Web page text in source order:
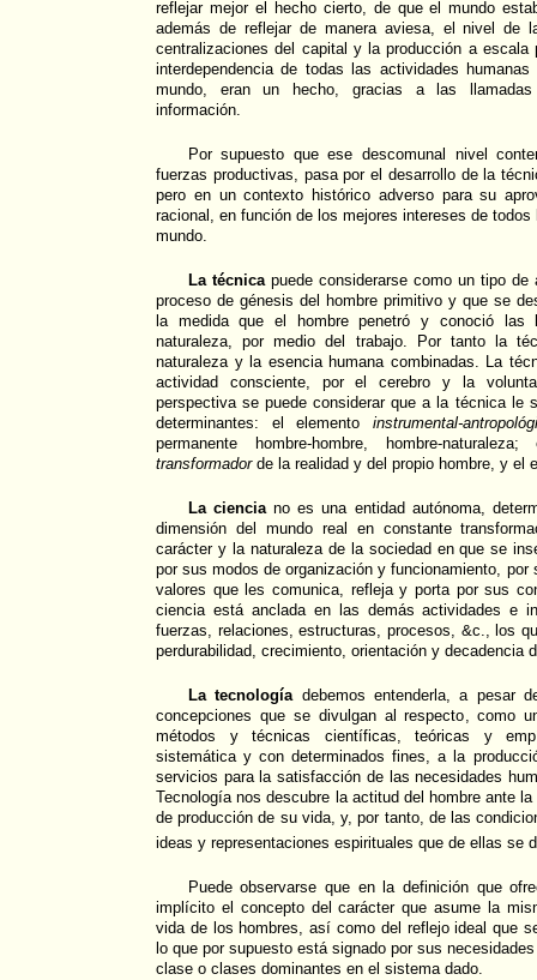
reflejar mejor el hecho cierto, de que el mundo
además de reflejar de manera aviesa, el nivel de
centralizaciones del capital y la producción a escala
interdependencia de todas las actividades
mundo, eran un hecho, gracias a las
información.
Por supuesto que ese descomunal nivel
fuerzas productivas, pasa por el desarrollo de la
pero en un contexto histórico adverso para su
racional, en función de los mejores intereses de
mundo.
La técnicapuede considerarse como un tipo de
proceso de génesis del hombre primitivo y que se
la medida que el hombre penetró y conoció las
naturaleza, por medio del trabajo. Por tanto la
naturaleza y la esencia humana combinadas. La
actividad consciente, por el cerebro y la
perspectiva se puede considerar que a la técnica le
determinantes: el elemento instrumental-
permanente hombre-hombre, hombre-
transformadorde la realidad y del propio hombre, y el
La cienciano es una entidad autónoma,
dimensión del mundo real en constante
carácter y la naturaleza de la sociedad en que se
por sus modos de organización y funcionamiento,
valores que les comunica, refleja y porta por sus
ciencia está anclada en las demás actividades e
fuerzas, relaciones, estructuras, procesos, &c., los
perdurabilidad, crecimiento, orientación y decadencia
La tecnologíadebemos entenderla, a pesar
concepciones que se divulgan al respecto, como
métodos y técnicas científicas, teóricas y
sistemática y con determinados fines, a la
servicios para la satisfacción de las necesidades
Tecnología nos descubre la actitud del hombre ante
de producción de su vida, y, por tanto, de las
ideas y representaciones espirituales que de ellas se
Puede observarse que en la definición que
implícito el concepto del carácter que asume la
vida de los hombres, así como del reflejo ideal que
lo que por supuesto está signado por sus
clase o clases dominantes en el sistema dado.